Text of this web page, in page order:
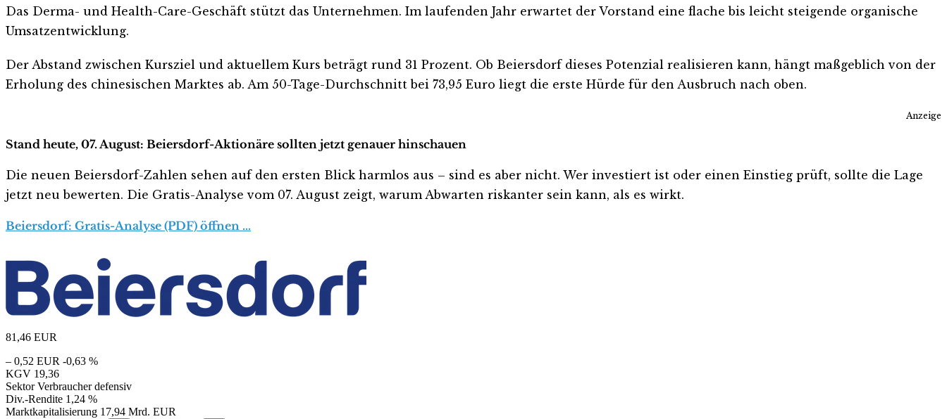
Das Derma- und Health-Care-Geschäft stützt das Unternehmen. Im laufenden Jahr erwartet der Vorstand eine flache bis leicht steigende organische
Umsatzentwicklung.
Der Abstand zwischen Kursziel und aktuellem Kurs beträgt rund 31 Prozent. Ob Beiersdorf dieses Potenzial realisieren kann, hängt maßgeblich von der
Erholung des chinesischen Marktes ab. Am 50-Tage-Durchschnitt bei 73,95 Euro liegt die erste Hürde für den Ausbruch nach oben.
Anzeige
Stand heute, 07. August: Beiersdorf-Aktionäre sollten jetzt genauer hinschauen
Die neuen Beiersdorf-Zahlen sehen auf den ersten Blick harmlos aus – sind es aber nicht. Wer investiert ist oder einen Einstieg prüft, sollte die Lage
jetzt neu bewerten. Die Gratis-Analyse vom 07. August zeigt, warum Abwarten riskanter sein kann, als es wirkt.
Beiersdorf: Gratis-Analyse (PDF) öffnen …
81,46 EUR
– 0,52 EUR -0,63 %
KGV 19,36
Sektor Verbraucher defensiv
Div.-Rendite 1,24 %
Marktkapitalisierung 17,94 Mrd. EUR